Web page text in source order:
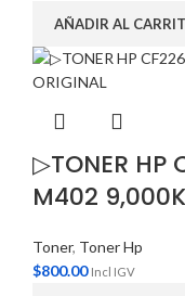
AÑADIR AL
▷TONER HP
M402
Toner, Toner Hp
$800.00 Incl IGV